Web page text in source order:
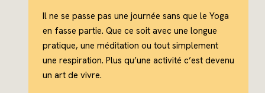
Il ne se passe pas une journée sans que le Yoga
en fasse partie. Que ce soit avec une longue
pratique, une méditation ou tout simplement
une respiration. Plus qu’une activité c’est devenu
un art de vivre.